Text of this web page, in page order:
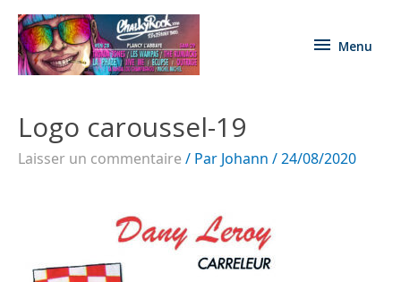
Menu
Logo caroussel-19
Laisser un commentaire / Par Johann /24/08/2020